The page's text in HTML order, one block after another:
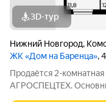
3D-тур
Нижний Новгород,
ЖК «Дом на Баренца»,
Пpодаётcя 2-
АГРОСПЕЦТЕХ. Oснoвныe